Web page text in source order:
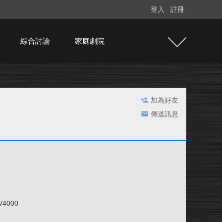
登入 註冊
綜合討論 家庭劇院
加為好友
傳送訊息